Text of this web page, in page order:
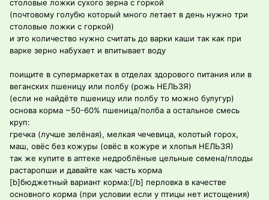
столовые ложки сухого зерна с горкой
(почтовому голубю который много летает в день нужно три
столовые ложки с горкой)
и это количество нужно считать до варки каши так как при
варке зерно набухает и впитывает воду
поищите в супермаркетах в отделах здорового питания или в
веганских пшеницу или полбу (рожь НЕЛЬЗЯ)
(если не найдёте пшеницу или полбу то можно булугур)
основа корма ~50-60% пшеница/полба а остальное смесь
круп:
гречка (лучше зелёная), мелкая чечевица, колотый горох,
маш, овёс без кожуры (овёс в кожуре и хлопья НЕЛЬЗЯ)
так же купите в аптеке недроблёные цельные семена/плоды
растаропши и давайте как часть корма
[b]бюджетный вариант корма:[/b] перловка в качестве
основного корма (при условии если у птицы нет истощения)